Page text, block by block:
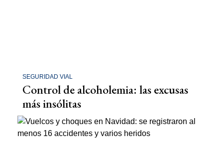
SEGURIDAD VIAL
Control de alcoholemia: las excusas
más insólitas